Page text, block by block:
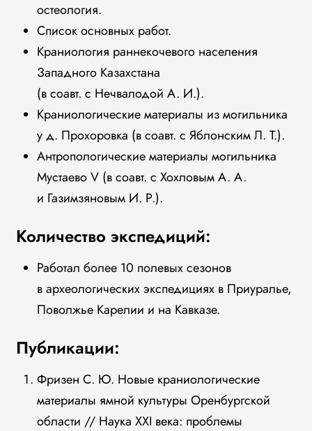
остеология.
Список основных работ.
Краниология раннекочевого населения
Западного Казахстана
(в соавт. с Нечвалодой А. И.).
Краниологические материалы из могильника
у д. Прохоровка (в соавт. с Яблонским Л. Т.).
Антропологические материалы могильника
Мустаево V (в соавт. с Хохловым А. А.
и Газимзяновым И. Р.).
Количество экспедиций:
Работал более 10 полевых сезонов
в археологических экспедициях в Приуралье,
Поволжье Карелии и на Кавказе.
Публикации:
Фризен С. Ю. Новые краниологические
материалы ямной культуры Оренбургской
области // Наука XXI века: проблемы